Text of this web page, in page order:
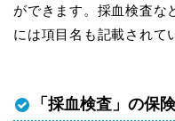
ができます。採血検査な
には項目名も記載されて
「採血検査」の保